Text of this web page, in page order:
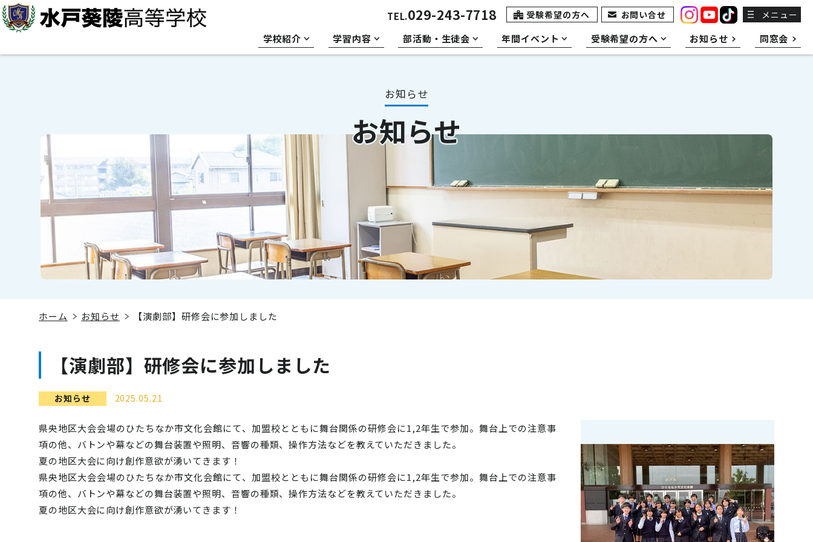
学校紹介 学習内容 部活動・生徒会 年間イベント 受験希望の方へ お知らせ 同窓会
TEL.029-243-7718 受験希望の方へ お問い合せ
お知らせ
お知らせ
ホーム お知らせ 【演劇部】研修会に参加しました
【演劇部】研修会に参加しました
お知らせ 2025.05.21
県央地区大会会場のひたちなか市文化会館にて、加盟校とともに舞台関係の研修会に1,2年生で参加。舞台上での注意事
項の他、バトンや幕などの舞台装置や照明、音響の種類、操作方法などを教えていただきました。
夏の地区大会に向け創作意欲が湧いてきます！
県央地区大会会場のひたちなか市文化会館にて、加盟校とともに舞台関係の研修会に1,2年生で参加。舞台上での注意事
項の他、バトンや幕などの舞台装置や照明、音響の種類、操作方法などを教えていただきました。
夏の地区大会に向け創作意欲が湧いてきます！
メニュー